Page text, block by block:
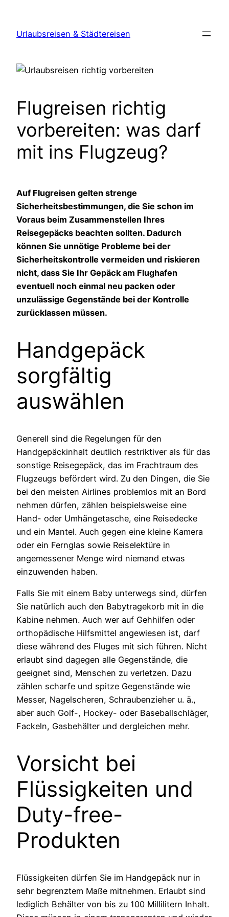
springen
Urlaubsreisen & Städtereisen
Flugreisen richtig
vorbereiten: was darf
mit ins Flugzeug?
Auf Flugreisen gelten strenge
Sicherheitsbestimmungen, die Sie schon im
Voraus beim Zusammenstellen Ihres
Reisegepäcks beachten sollten. Dadurch
können Sie unnötige Probleme bei der
Sicherheitskontrolle vermeiden und riskieren
nicht, dass Sie Ihr Gepäck am Flughafen
eventuell noch einmal neu packen oder
unzulässige Gegenstände bei der Kontrolle
zurücklassen müssen.
Handgepäck
sorgfältig
auswählen
Generell sind die Regelungen für den
Handgepäckinhalt deutlich restriktiver als für das
sonstige Reisegepäck, das im Frachtraum des
Flugzeugs befördert wird. Zu den Dingen, die Sie
bei den meisten Airlines problemlos mit an Bord
nehmen dürfen, zählen beispielsweise eine
Hand- oder Umhängetasche, eine Reisedecke
und ein Mantel. Auch gegen eine kleine Kamera
oder ein Fernglas sowie Reiselektüre in
angemessener Menge wird niemand etwas
einzuwenden haben.
Falls Sie mit einem Baby unterwegs sind, dürfen
Sie natürlich auch den Babytragekorb mit in die
Kabine nehmen. Auch wer auf Gehhilfen oder
orthopädische Hilfsmittel angewiesen ist, darf
diese während des Fluges mit sich führen. Nicht
erlaubt sind dagegen alle Gegenstände, die
geeignet sind, Menschen zu verletzen. Dazu
zählen scharfe und spitze Gegenstände wie
Messer, Nagelscheren, Schraubenzieher u. ä.,
aber auch Golf-, Hockey- oder Baseballschläger,
Fackeln, Gasbehälter und dergleichen mehr.
Vorsicht bei
Flüssigkeiten und
Duty-free-
Produkten
Flüssigkeiten dürfen Sie im Handgepäck nur in
sehr begrenztem Maße mitnehmen. Erlaubt sind
lediglich Behälter von bis zu 100 Millilitern Inhalt.